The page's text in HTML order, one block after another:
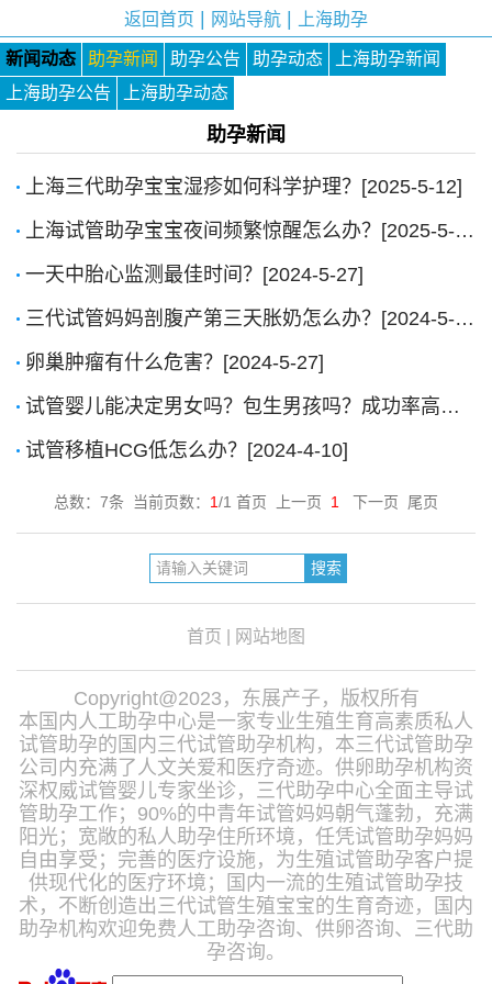
返回首页 网站导航 上海助孕
新闻动态 助孕新闻 助孕公告 助孕动态
上海助孕新闻
上海助孕公告
上海助孕动态
助孕新闻
上海三代助孕宝宝湿疹如何科学护理？[2025-5-12]
上海试管助孕宝宝夜间频繁惊醒怎么办？[2025-5-12]
一天中胎心监测最佳时间？[2024-5-27]
三代试管妈妈剖腹产第三天胀奶怎么办？[2024-5-27]
卵巢肿瘤有什么危害？[2024-5-27]
试管婴儿能决定男女吗？包生男孩吗？成功率高吗？[2024-4-10]
试管移植HCG低怎么办？[2024-4-10]
总数：7条 当前页数： 1/1 首页 上一页 1 下一页 尾页
首页 网站地图
Copyright@2023，东展产子，版权所有
本国内人工助孕中心是一家专业生殖生育高素质私人
试管助孕的国内三代试管助孕机构，本三代试管助孕
公司内充满了人文关爱和医疗奇迹。供卵助孕机构资
深权威试管婴儿专家坐诊，三代助孕中心全面主导试
管助孕工作；90%的中青年试管妈妈朝气蓬勃，充满
阳光；宽敞的私人助孕住所环境，任凭试管助孕妈妈
自由享受；完善的医疗设施，为生殖试管助孕客户提
供现代化的医疗环境；国内一流的生殖试管助孕技
术，不断创造出三代试管生殖宝宝的生育奇迹，国内
助孕机构欢迎免费人工助孕咨询、供卵咨询、三代助
孕咨询。